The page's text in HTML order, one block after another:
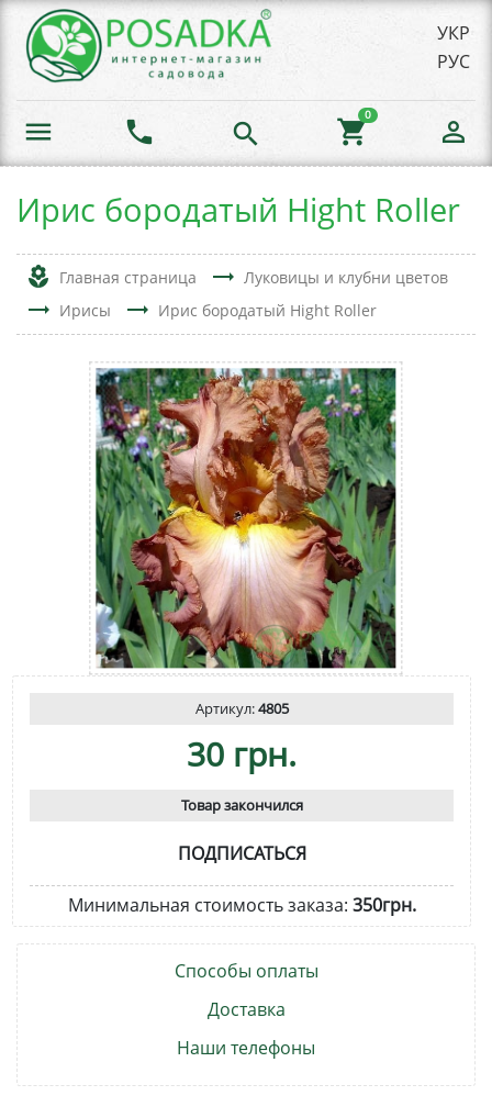
УКР
РУС
menu phone search shopping_cart
0
person_outline
Ирис бородатый Hight Roller
local_florist Главная страница trending_flat Луковицы и клубни цветов
trending_flat Ирисы trending_flat Ирис бородатый Hight Roller
Артикул:4805
30 грн.
Товар закончился
ПОДПИСАТЬСЯ
Минимальная стоимость заказа: 350грн.
Способы оплаты
Доставка
Наши телефоны